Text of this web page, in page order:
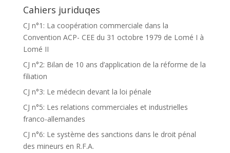
Cahiers juriduqes
CJ n°1: La coopération commerciale dans la
Convention ACP- CEE du 31 octobre 1979 de Lomé I à
Lomé II
CJ n°2: Bilan de 10 ans d’application de la réforme de la
filiation
CJ n°3: Le médecin devant la loi pénale
CJ n°5: Les relations commerciales et industrielles
franco-allemandes
CJ n°6: Le système des sanctions dans le droit pénal
des mineurs en R.F.A.